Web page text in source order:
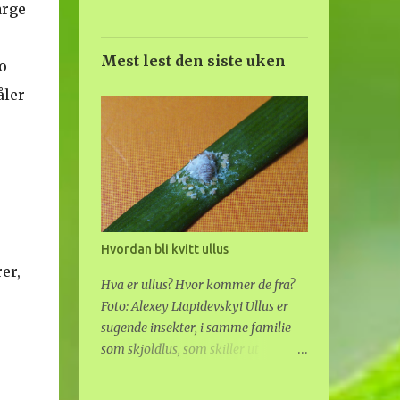
Mest lest den siste uken
Hvordan bli kvitt ullus
Hva er ullus? Hvor kommer de fra?
Foto: Alexey Liapidevskyi Ullus er
sugende insekter, i samme familie
som skjoldlus, som skiller ut